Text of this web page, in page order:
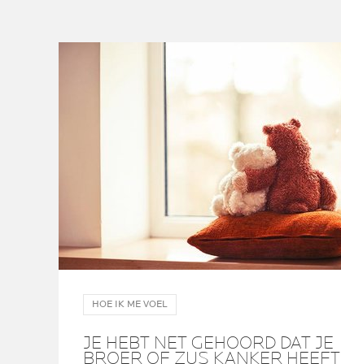
HOE IK ME VOEL
JE HEBT NET GEHOORD DAT JE
BROER OF ZUS KANKER HEEFT